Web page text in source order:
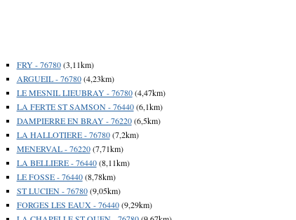
FRY - 76780(3,11km)
ARGUEIL - 76780(4,23km)
LE MESNIL LIEUBRAY - 76780(4,47km)
LA FERTE ST SAMSON - 76440(6,1km)
DAMPIERRE EN BRAY - 76220(6,5km)
LA HALLOTIERE - 76780(7,2km)
MENERVAL - 76220(7,71km)
LA BELLIERE - 76440(8,11km)
LE FOSSE - 76440(8,78km)
ST LUCIEN - 76780(9,05km)
FORGES LES EAUX - 76440(9,29km)